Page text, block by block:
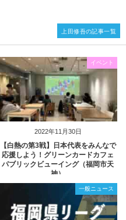
2022年11月30日
イベント
【白熱の第3戦】日本代表をみんなで
応援しよう！グリーンカードカフェ
パブリックビューイング（福岡市天
神）
一般ニュース
上田修吾の記事一覧